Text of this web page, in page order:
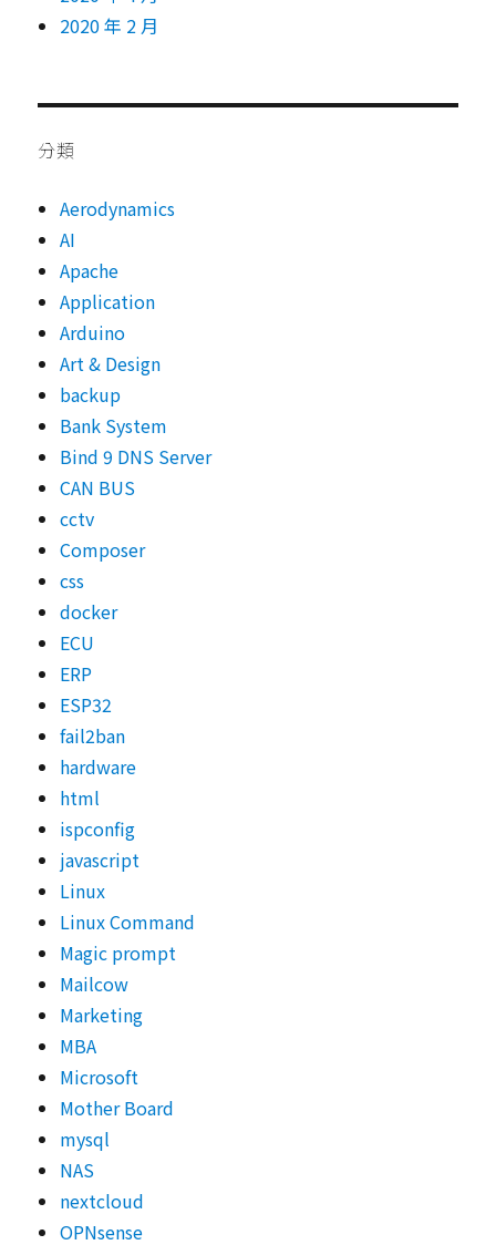
2020 年 2 月
分類
Aerodynamics
AI
Apache
Application
Arduino
Art & Design
backup
Bank System
Bind 9 DNS Server
CAN BUS
cctv
Composer
css
docker
ECU
ERP
ESP32
fail2ban
hardware
html
ispconfig
javascript
Linux
Linux Command
Magic prompt
Mailcow
Marketing
MBA
Microsoft
Mother Board
mysql
NAS
nextcloud
OPNsense